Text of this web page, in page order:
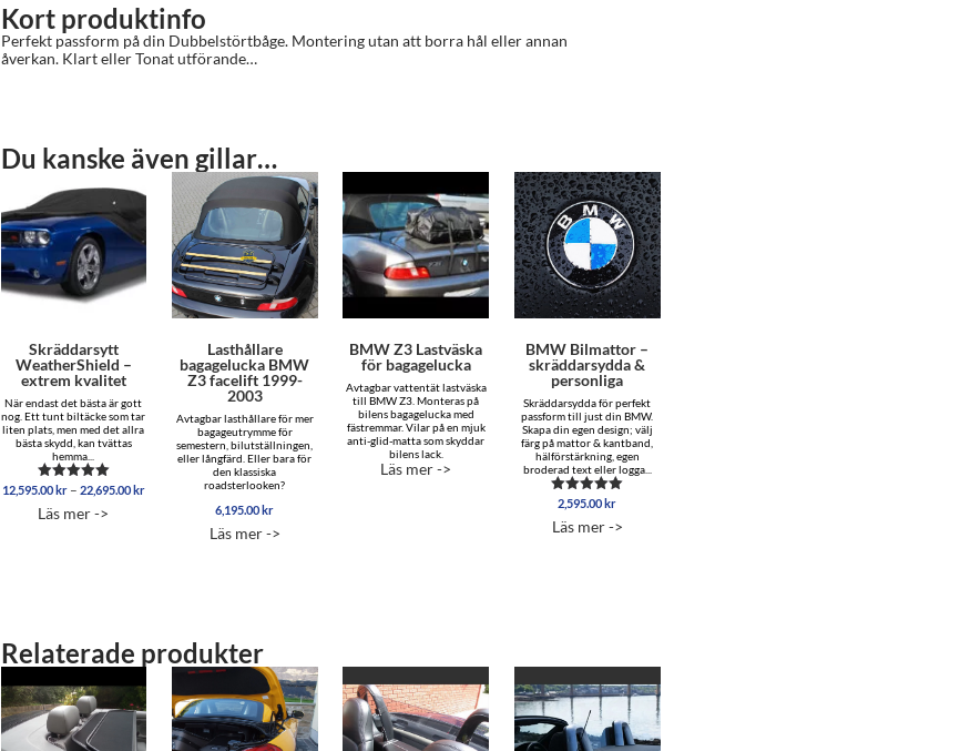
Kort produktinfo
Perfekt passform på din Dubbelstörtbåge. Montering utan att borra hål eller annan
åverkan. Klart eller Tonat utförande…
Du kanske även gillar…
Skräddarsytt
WeatherShield –
extrem kvalitet
När endast det bästa är gott
nog. Ett tunt biltäcke som tar
liten plats, men med det allra
bästa skydd, kan tvättas
hemma...
Betygsatt
av 5
12,595.00kr – 22,695.00krPrisintervall:
12,595.00 kr
22,695.00 kr
Läs mer ->
Lasthållare
bagagelucka BMW
Z3 facelift 1999-
2003
Avtagbar lasthållare för mer
bagageutrymme för
semestern, bilutställningen,
eller långfärd. Eller bara för
den klassiska
roadsterlooken?
6,195.00kr
Läs mer ->
BMW Z3 Lastväska
för bagagelucka
Avtagbar vattentät lastväska
till BMW Z3. Monteras på
bilens bagagelucka med
fästremmar. Vilar på en mjuk
anti-glid-matta som skyddar
bilens lack.
Läs mer ->
BMW Bilmattor –
skräddarsydda &
personliga
Skräddarsydda för perfekt
passform till just din BMW.
Skapa din egen design; välj
färg på mattor & kantband,
hälförstärkning, egen
broderad text eller logga...
Betygsatt
av 5
2,595.00kr
Läs mer ->
Relaterade produkter